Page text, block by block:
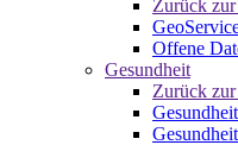
Zurück
Offene
Gesundheit
Zurück